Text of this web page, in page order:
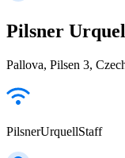
Pilsner
Pallova, Pilsen 3,
PilsnerUrquellStaff